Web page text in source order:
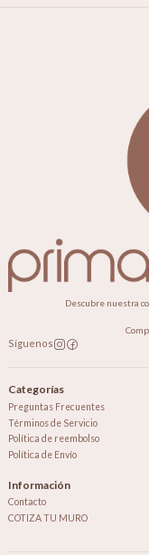
Descubre nuestra
Síguenos
Categorías
Preguntas Frecuentes
Términos de Servicio
Política de reembolso
Política de Envío
Información
Contacto
COTIZA TU MURO